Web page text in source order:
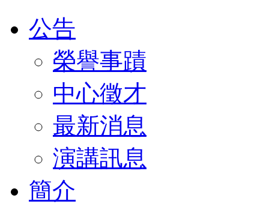
公告
榮譽事蹟
中心徵才
最新消息
演講訊息
簡介